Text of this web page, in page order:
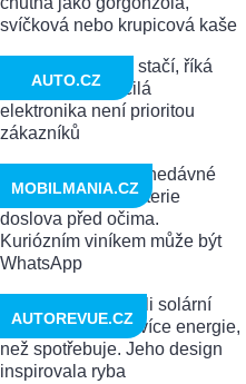
AUTO.CZ
MOBILMANIA.CZ
AUTOREVUE.CZ